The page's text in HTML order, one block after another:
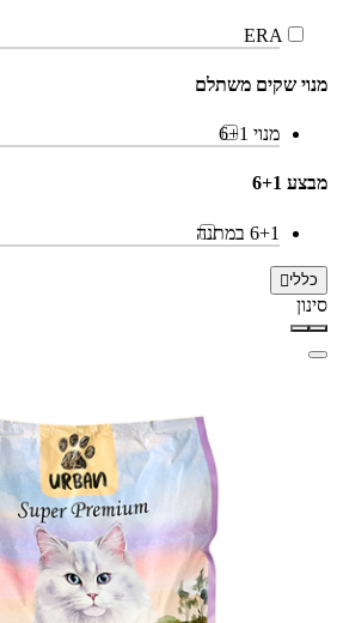
ERA
מנוי שקים משתלם
מנוי 6+1
מבצע 6+1
6+1 במתנה
כללי
סינון